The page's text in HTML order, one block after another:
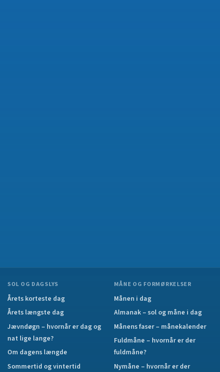
SOL OG DAGSLYS
Årets korteste dag
Årets længste dag
Jævndøgn – hvornår er dag og
nat lige lange?
Om dagens længde
Sommertid og vintertid
MÅNE OG FORMØRKELSER
Månen i dag
Almanak – sol og måne i dag
Månens faser – månekalender
Fuldmåne – hvornår er der
fuldmåne?
Nymåne – hvornår er der